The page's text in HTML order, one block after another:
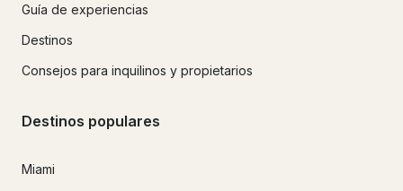
Guía de experiencias
Destinos
Consejos para inquilinos y propietarios
Destinos populares
Miami